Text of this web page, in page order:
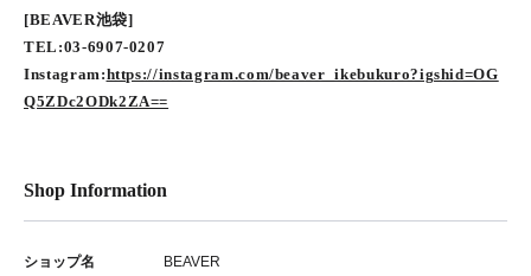
[BEAVER池袋]
TEL:03-6907-0207
Instagram:https://instagram.com/beaver_ikebukuro?igshid=OG
Q5ZDc2ODk2ZA==
Shop Information
ショップ名 BEAVER